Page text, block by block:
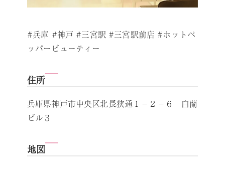
#兵庫 #神戸 #三宮駅 #三宮駅前店 #ホットペ
ッパービューティー
住所
兵庫県神戸市中央区北長狭通１－２－６ 白蘭
ビル３
地図